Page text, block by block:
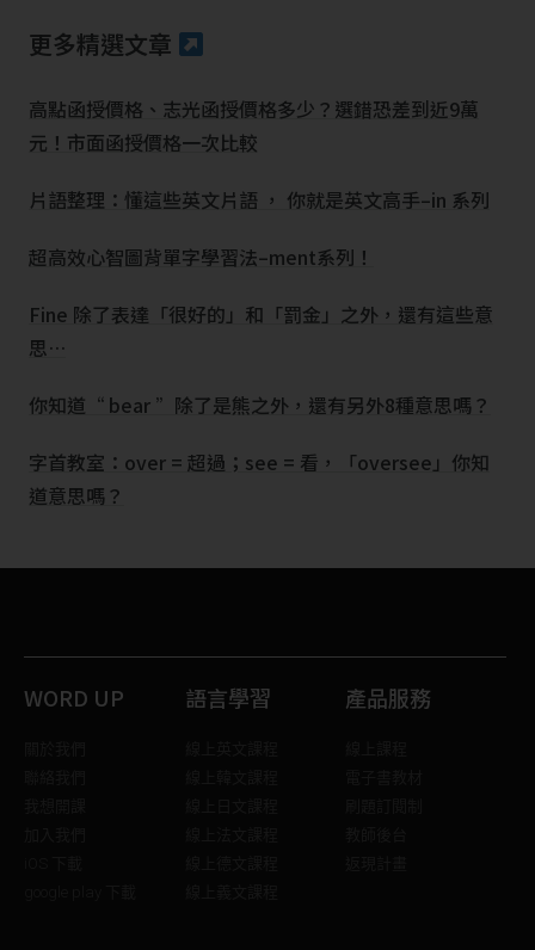
更多精選文章
高點函授價格、志光函授價格多少？選錯恐差到近9萬
元！市面函授價格一次比較
片語整理：懂這些英文片語 ， 你就是英文高手–in 系列
超高效心智圖背單字學習法–ment系列！
Fine 除了表達「很好的」和「罰金」之外，還有這些意
思…
你知道“ bear ”除了是熊之外，還有另外8種意思嗎？
字首教室：over = 超過；see = 看，「oversee」你知
道意思嗎？
WORD UP 語言學習 產品服務